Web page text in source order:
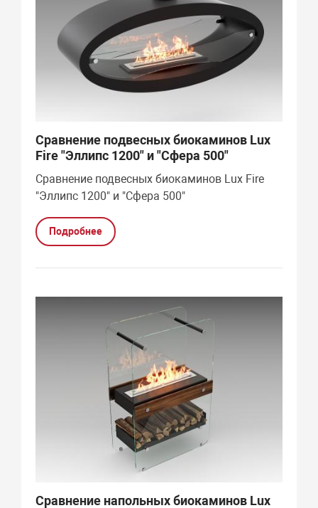
Сравнение подвесных биокаминов Lux
Fire "Эллипс 1200" и "Сфера 500"
Сравнение подвесных биокаминов Lux Fire
"Эллипс 1200" и "Сфера 500"
Подробнее
Сравнение напольных биокаминов Lux